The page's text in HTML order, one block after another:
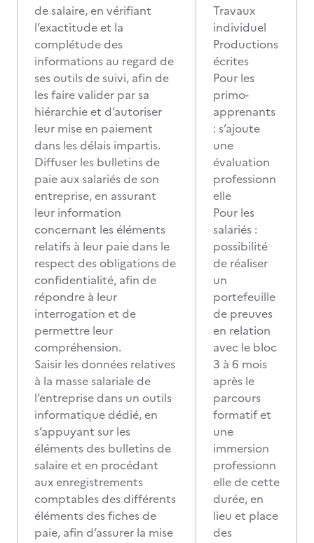
de salaire, en vérifiant
l’exactitude et la
complétude des
informations au regard de
ses outils de suivi, afin de
les faire valider par sa
hiérarchie et d’autoriser
leur mise en paiement
dans les délais impartis.
Diffuser les bulletins de
paie aux salariés de son
entreprise, en assurant
leur information
concernant les éléments
relatifs à leur paie dans le
respect des obligations de
confidentialité, afin de
répondre à leur
interrogation et de
permettre leur
compréhension.
Saisir les données relatives
à la masse salariale de
l’entreprise dans un outils
informatique dédié, en
s’appuyant sur les
éléments des bulletins de
salaire et en procédant
aux enregistrements
comptables des différents
éléments des fiches de
paie, afin d’assurer la mise
Travaux
individuel
Productions
écrites
Pour les
primo-
apprenants
: s’ajoute
une
évaluation
professionn
elle
Pour les
salariés :
possibilité
de réaliser
un
portefeuille
de preuves
en relation
avec le bloc
3 à 6 mois
après le
parcours
formatif et
une
immersion
professionn
elle de cette
durée, en
lieu et place
des